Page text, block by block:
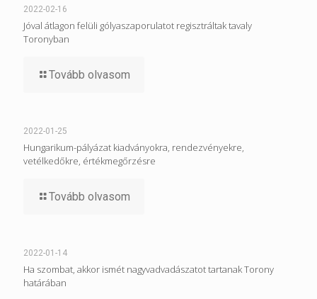
2022-02-16
Jóval átlagon felüli gólyaszaporulatot regisztráltak tavaly
Toronyban
Tovább olvasom
2022-01-25
Hungarikum-pályázat kiadványokra, rendezvényekre,
vetélkedőkre, értékmegőrzésre
Tovább olvasom
2022-01-14
Ha szombat, akkor ismét nagyvadvadászatot tartanak Torony
határában